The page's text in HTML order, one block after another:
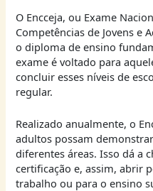
O Encceja, ou Exame
Competências de Jovens e
o diploma de ensino
exame é voltado para
concluir esses níveis de
regular.
Realizado anualmente, o
adultos possam
diferentes áreas. Isso dá a
certificação e, assim, abrir
trabalho ou para o ensino